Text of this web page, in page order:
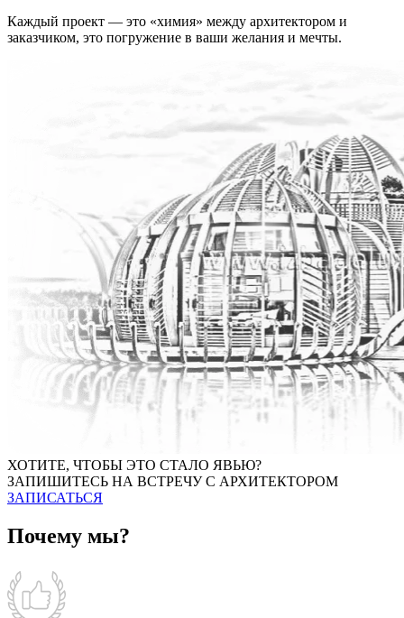
Каждый проект — это «химия» между архитектором и
заказчиком, это погружение в ваши желания и мечты.
ХОТИТЕ, ЧТОБЫ ЭТО СТАЛО ЯВЬЮ?
ЗАПИШИТЕСЬ НА ВСТРЕЧУ С АРХИТЕКТОРОМ
ЗАПИСАТЬСЯ
Почему мы?